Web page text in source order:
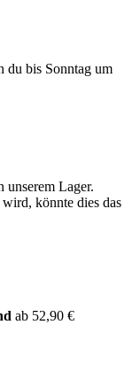
du bis Sonntag um
unserem Lager.
könnte dies das
ab 52,90 €